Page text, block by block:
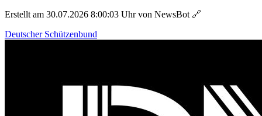
Erstellt am 30.07.2026 8:00:03 Uhr von NewsBot 🔗
Deutscher Schützenbund